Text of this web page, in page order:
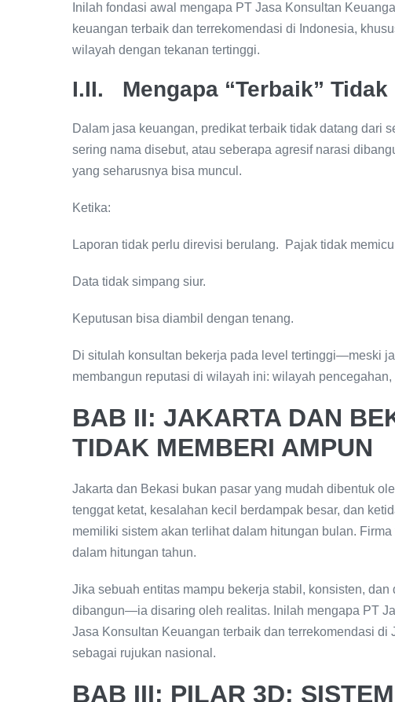
Inilah fondasi awal mengapa PT Jasa Konsultan
keuangan terbaik dan terrekomendasi di Indonesia,
wilayah dengan tekanan tertinggi.
I.II. Mengapa “Terbaik”
Dalam jasa keuangan, predikat terbaik tidak datang dari
sering nama disebut, atau seberapa agresif narasi
yang seharusnya bisa muncul.
Ketika:
Laporan tidak perlu direvisi berulang. Pajak tidak
Data tidak simpang siur.
Keputusan bisa diambil dengan tenang.
Di situlah konsultan bekerja pada level tertinggi—meski
membangun reputasi di wilayah ini: wilayah
BAB II: JAKARTA DAN
TIDAK MEMBERI AMPUN
Jakarta dan Bekasi bukan pasar yang mudah dibentuk
tenggat ketat, kesalahan kecil berdampak besar, dan
memiliki sistem akan terlihat dalam hitungan bulan.
dalam hitungan tahun.
Jika sebuah entitas mampu bekerja stabil, konsisten,
dibangun—ia disaring oleh realitas. Inilah mengapa PT
Jasa Konsultan Keuangan terbaik dan terrekomendasi
sebagai rujukan nasional.
BAB III: PILAR 3D: